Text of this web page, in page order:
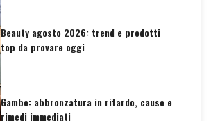
Beauty agosto 2026: trend e prodotti
top da provare oggi
Gambe: abbronzatura in ritardo, cause e
rimedi immediati